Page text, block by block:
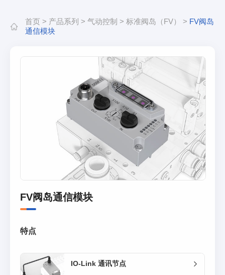
首页 > 产品系列 > 气动控制 > 标准阀岛（FV） > FV阀岛
通信模块
FV阀岛通信模块
特点
IO-Link 通讯节点